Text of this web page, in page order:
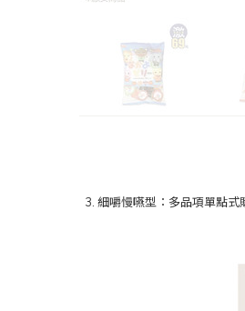
3. 細嚼慢嚥型：多品項單點